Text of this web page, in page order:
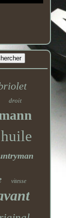
droit
huile
vitesse